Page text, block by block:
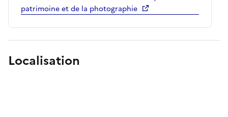
patrimoine et de la photographie
Localisation